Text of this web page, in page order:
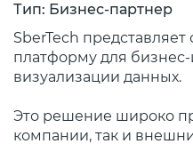
Тип: Бизнес-партнер
SberTech
платформу для бизнес-
визуализации данных.
Это решение широко
компании, так и